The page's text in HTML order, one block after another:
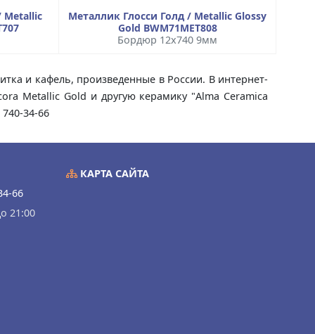
Metallic
Металлик Глосси Голд / Metallic Glossy
Gold BWM71MET808
Бордюр 12x740 9мм
и кафель, произведенные в России. В интернет-
Metallic Gold и другую керамику "Alma Ceramica
34-66
66
21:00
КАРТА САЙТА